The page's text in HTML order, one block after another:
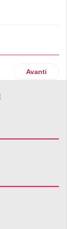
Articolo
Avanti